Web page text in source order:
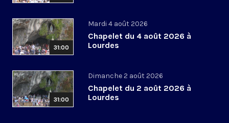
31:00
Mardi 4 août 2026
Chapelet du 4 août 2026 à
Lourdes
31:00
Dimanche 2 août 2026
Chapelet du 2 août 2026 à
Lourdes